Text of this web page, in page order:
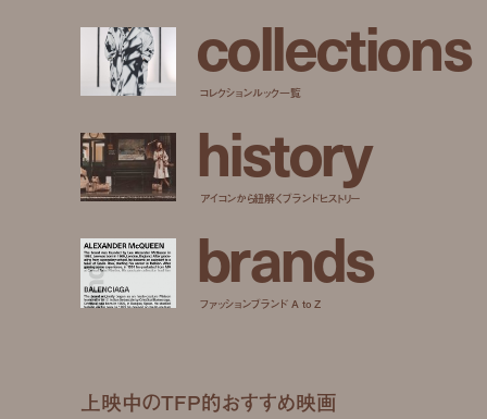
collections
コレクションルック一覧
history
アイコンから紐解くブランドヒストリー
brands
ファッションブランド A to Z
上映中のTFP的おすすめ映画